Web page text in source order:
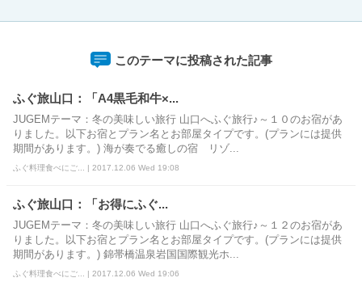
このテーマに投稿された記事
ふぐ旅山口：「A4黒毛和牛×...
JUGEMテーマ：冬の美味しい旅行 山口へふぐ旅行♪～１０のお宿があ
りました。以下お宿とプラン名とお部屋タイプです。(プランには提供
期間があります。) 海が奏でる癒しの宿 リゾ...
ふぐ料理食べにご... | 2017.12.06 Wed 19:08
ふぐ旅山口：「お得にふぐ...
JUGEMテーマ：冬の美味しい旅行 山口へふぐ旅行♪～１２のお宿があ
りました。以下お宿とプラン名とお部屋タイプです。(プランには提供
期間があります。) 錦帯橋温泉岩国国際観光ホ...
ふぐ料理食べにご... | 2017.12.06 Wed 19:06